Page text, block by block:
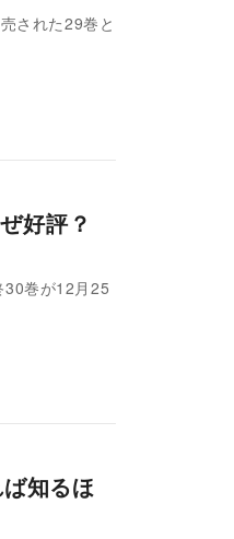
された29巻と
好評？
30巻が12月25
知るほ